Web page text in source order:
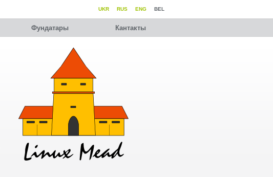
BEL
ENG
RUS
UKR
Фундатары Кантакты